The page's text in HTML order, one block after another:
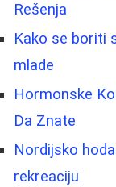
Rešenja
Kako se boriti
mlade
Hormonske
Da Znate
Nordijsko
rekreaciju